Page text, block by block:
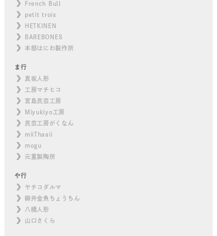
French Bull
petit trois
HETKINEN
BAREBONES
本部はにわ製作所
ま行
真坂人形
工房マチヒコ
宮島民芸工房
Miyukiyo工房
民芸工房がくなん
miiThaaii
mogu
元重製陶所
や行
ヤチコダルマ
柳井金魚ちょうちん
八橋人形
山口さくら